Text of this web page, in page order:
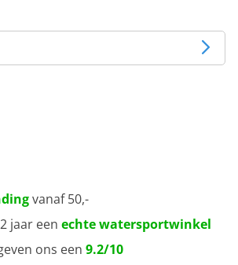
vanaf 50,-
jaar een echte watersportwinkel
ons een 9.2/10